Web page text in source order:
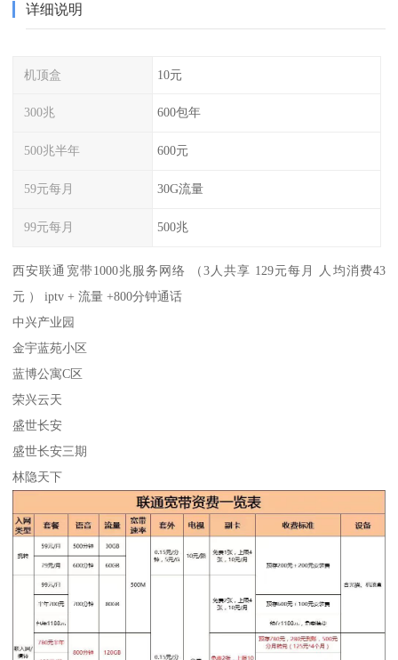
详细说明
机顶盒 10元
300兆 600包年
500兆半年 600元
59元每月 30G流量
99元每月 500兆
西安联通宽带1000兆服务网络 （3人共享 129元每月 人均消费43
元 ） iptv + 流量 +800分钟通话
中兴产业园
金宇蓝苑小区
蓝博公寓C区
荣兴云天
盛世长安
盛世长安三期
林隐天下